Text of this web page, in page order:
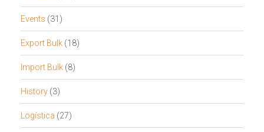
Events (31)
Export Bulk (18)
Import Bulk (8)
History (3)
Logística (27)